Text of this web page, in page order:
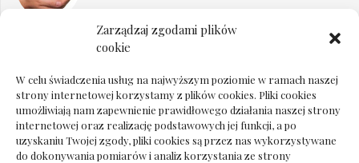
Zarządzaj zgodami plików
cookie
W celu świadczenia usług na najwyższym poziomie w ramach naszej
strony internetowej korzystamy z plików cookies. Pliki cookies
umożliwiają nam zapewnienie prawidłowego działania naszej strony
internetowej oraz realizację podstawowych jej funkcji, a po
uzyskaniu Twojej zgody, pliki cookies są przez nas wykorzystywane
do dokonywania pomiarów i analiz korzystania ze strony
Dokumenty do odbioru przy zmianie biura
Deska podłogowa do salonu: jak wybrać bez
pośpiechu